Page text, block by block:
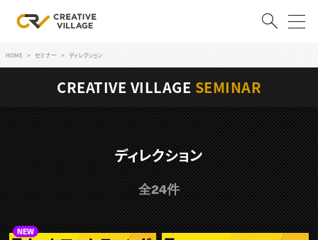
ログイン 会員登録
RECRUIT
クリエイター求人を探す
CREATIVE JOB求人検索
特集求人
採用説明会
転職支援サービス
CONTENTS
HOME セミナー ディレクション
CREATIVE VILLAGE SEMINAR
ディレクション
全24件
NEW